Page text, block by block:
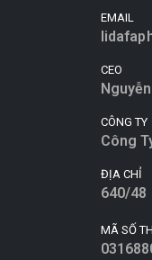
EMAIL
CEO
CÔNG TY
Công
ĐỊA CHỈ
640/48
MÃ SỐ